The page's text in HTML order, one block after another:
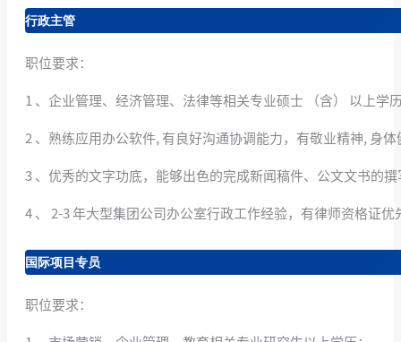
行政主管
职位要求：
1 、企业管理、经济管理、法律等相关专业硕士 （含） 以上学
2 、熟练应用办公软件, 有良好沟通协调能力，有敬业精神, 身
3 、优秀的文字功底，能够出色的完成新闻稿件、公文文书的撰
4 、 2-3 年大型集团公司办公室行政工作经验，有律师资格证优
国际项目专员
职位要求：